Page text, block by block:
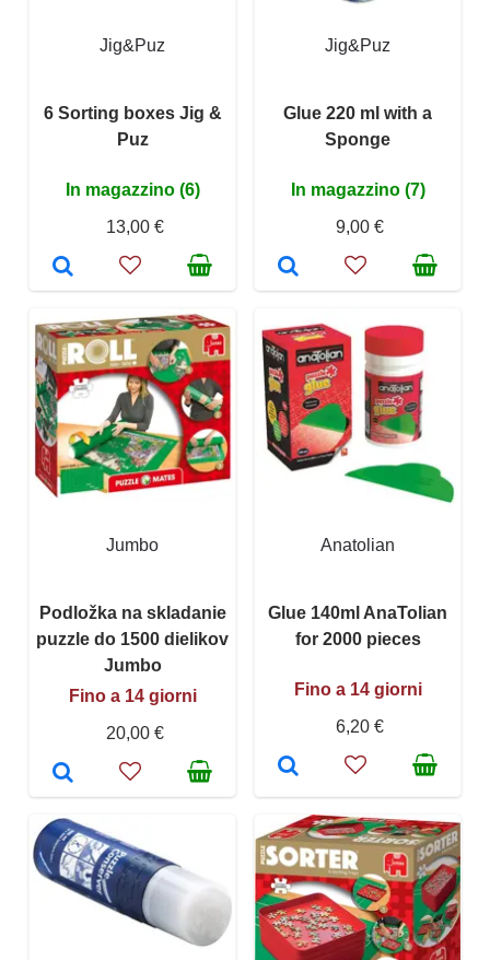
Jig&Puz
6 Sorting boxes Jig &
Puz
In magazzino (6)
13,00 €
Jig&Puz
Glue 220 ml with a
Sponge
In magazzino (7)
9,00 €
Jumbo
Podložka na skladanie
puzzle do 1500 dielikov
Jumbo
Fino a 14 giorni
20,00 €
Anatolian
Glue 140ml AnaTolian
for 2000 pieces
Fino a 14 giorni
6,20 €